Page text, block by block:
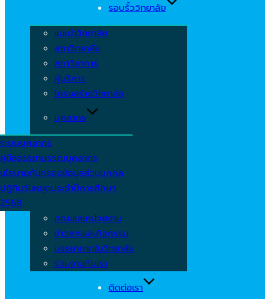
รอบรั้ววิทยาลัย
แนะนำวิทยาลัย
สภาวิทยาลัย
สภาวิชาการ
ผู้บริหาร
โครงสร้างวิทยาลัย
บุคลากร
ระบบบุคลากร
คู่มือจรรยาบรรณบุคลากร
นโยบายคุ้มครองข้อมูลส่วนบุคคล
ปฏิทินวันหยุดประจำปีการศึกษา
2568
คณะและหน่วยงาน
ข่าวสารและกิจกรรม
บรรยากาศในวิทยาลัย
ร่วมงานกับเรา
ติดต่อเรา